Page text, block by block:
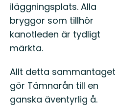
iläggningsplats. Alla
bryggor som tillhör
kanotleden är tydligt
märkta.
Allt detta sammantaget
gör Tämnarån till en
ganska äventyrlig å.